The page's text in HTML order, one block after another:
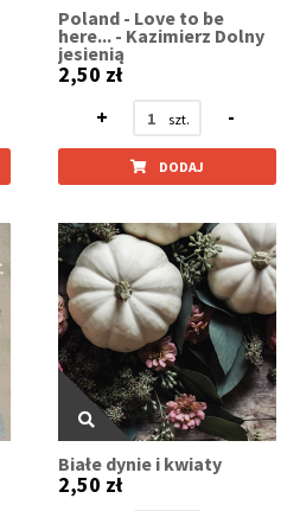
Poland - Love to be
here... - Kazimierz Dolny
jesienią
2,50 zł
+
-
DODAJ
Białe dynie i kwiaty
2,50 zł